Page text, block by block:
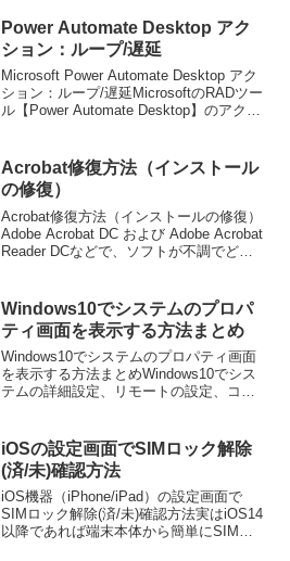
Power Automate Desktop アク
ション：ループ/遅延
Microsoft Power Automate Desktop アク
ション：ループ/遅延MicrosoftのRADツー
ル【Power Automate Desktop】のアクシ
Acrobat修復方法（インストール
の修復）
Acrobat修復方法（インストールの修復）
Adobe Acrobat DC および Adobe Acrobat
Reader DCなどで、ソフトが不調でどう
しょうか。...
Windows10でシステムのプロパ
ティ画面を表示する方法まとめ
Windows10でシステムのプロパティ画面
を表示する方法まとめWindows10でシス
テムの詳細設定、リモートの設定、コン
ティ画面を利用します。システムのプロ
パティ画...
iOSの設定画面でSIMロック解除
(済/未)確認方法
iOS機器（iPhone/iPad）の設定画面で
SIMロック解除(済/未)確認方法実はiOS14
以降であれば端末本体から簡単にSIMロ